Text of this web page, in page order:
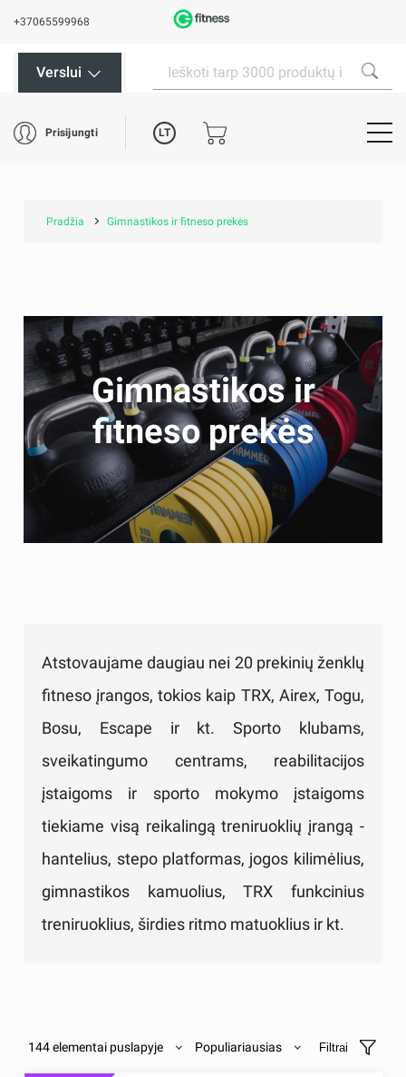
+37065599968
Verslui
Prisijungti LT
Pradžia Gimnastikos ir fitneso prekės
Gimnastikos ir
fitneso prekės
Atstovaujame daugiau nei 20 prekinių ženklų
fitneso įrangos, tokios kaip TRX, Airex, Togu,
Bosu, Escape ir kt. Sporto klubams,
sveikatingumo centrams, reabilitacijos
įstaigoms ir sporto mokymo įstaigoms
tiekiame visą reikalingą treniruoklių įrangą -
hantelius, stepo platformas, jogos kilimėlius,
gimnastikos kamuolius, TRX funkcinius
treniruoklius, širdies ritmo matuoklius ir kt.
144 elementai puslapyje Populiariausias Filtrai